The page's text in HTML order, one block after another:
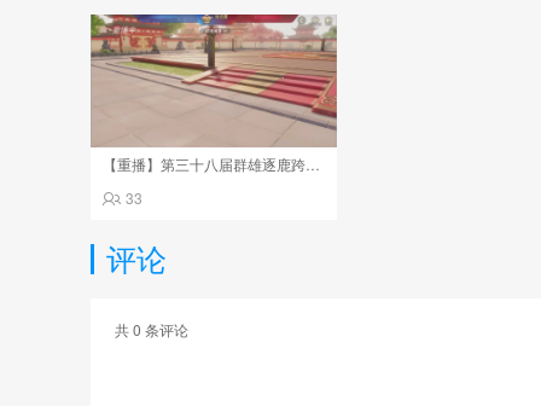
33
评论
共0 条评论